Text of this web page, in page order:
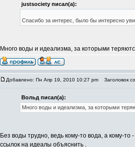
justsociety писал(а):
Спасибо за интерес, было бы интересно
Много воды и идеализма, за которыми
Добавлено: Пн Апр 19, 2010 10:27 pm Заголовок
Вольд писал(а):
Много воды и идеализма, за которыми
Без воды трудно, ведь кому-то вода, а кому-
ссылок на идеалы объяснить .